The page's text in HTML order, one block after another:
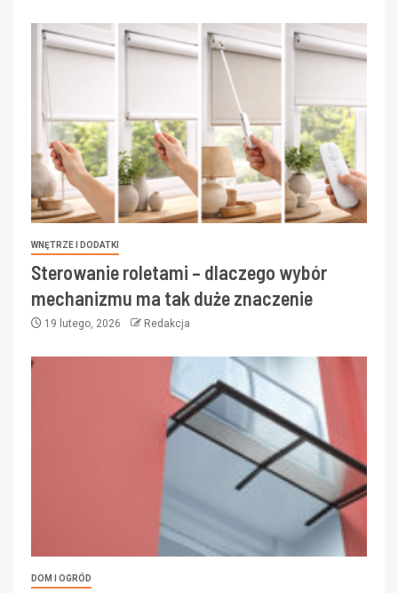
WNĘTRZE I DODATKI
Sterowanie roletami – dlaczego wybór
mechanizmu ma tak duże znaczenie
19 lutego, 2026 Redakcja
DOM I OGRÓD